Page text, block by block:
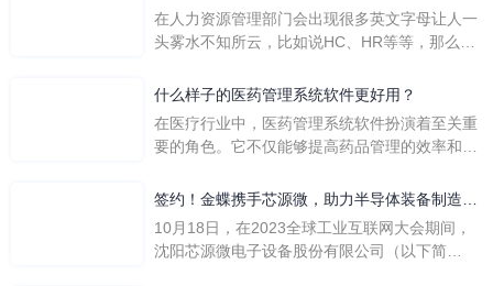
在人力资源管理部门会出现很多英文字母让人一
头雾水不知所云，比如说HC、HR等等，那么它
么呢？
什么样子的医药管理系统软件更好用？
在医疗行业中，医药管理系统软件扮演着至关重
要的角色。它不仅能够提高药品管理的效率和准
一个好用的医药管理系统软件应具备以下特点。
地进行操作。 复杂的
签约！金蝶携手芯源微，助力半导体装备制造领
先企业迈向世界
10月18日，在2023全球工业互联网大会期间，
沈阳芯源微电子设备股份有限公司（以下简